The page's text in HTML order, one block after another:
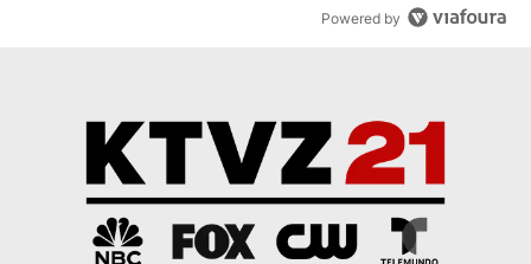
Powered by